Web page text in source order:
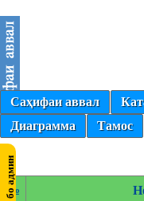
Саҳифаи аввал
Диаграмма
Тамос
№